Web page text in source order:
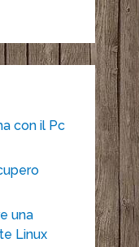
con il Pc
una
Linux